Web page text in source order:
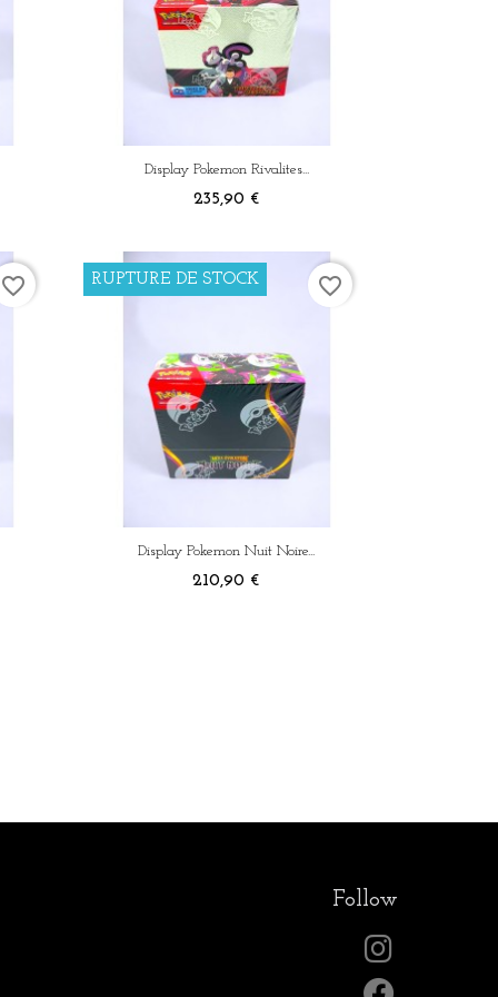
Display Pokemon Rivalites...
Prix
235,90 €
favorite_border
Display Pokemon Nuit Noire...
Prix
210,90 €
RUPTURE DE STOCK favorite_border
Follow